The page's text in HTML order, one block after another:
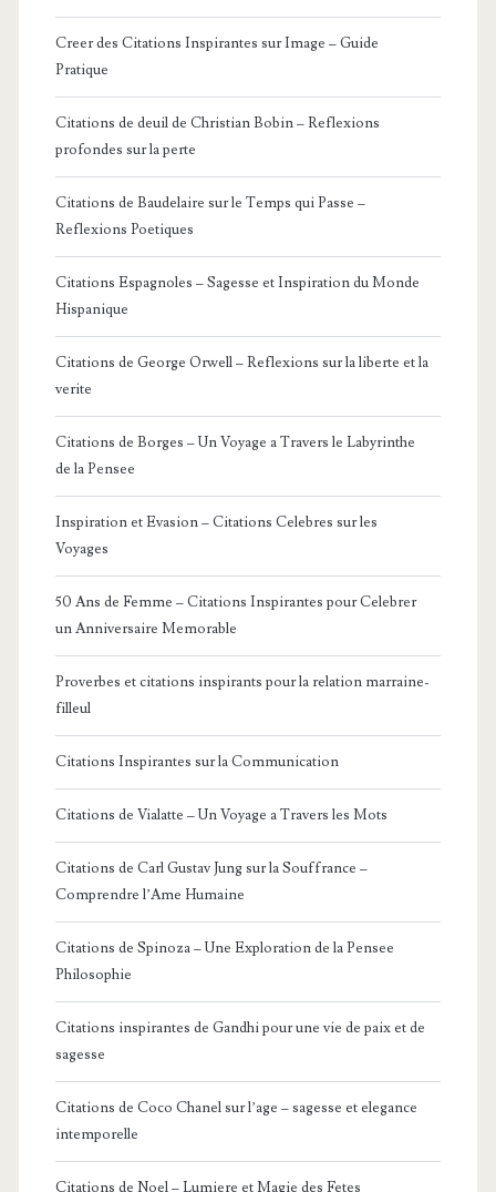
Creer des Citations Inspirantes sur Image – Guide
Pratique
Citations de deuil de Christian Bobin – Reflexions
profondes sur la perte
Citations de Baudelaire sur le Temps qui Passe –
Reflexions Poetiques
Citations Espagnoles – Sagesse et Inspiration du Monde
Hispanique
Citations de George Orwell – Reflexions sur la liberte et la
verite
Citations de Borges – Un Voyage a Travers le Labyrinthe
de la Pensee
Inspiration et Evasion – Citations Celebres sur les
Voyages
50 Ans de Femme – Citations Inspirantes pour Celebrer
un Anniversaire Memorable
Proverbes et citations inspirants pour la relation marraine-
filleul
Citations Inspirantes sur la Communication
Citations de Vialatte – Un Voyage a Travers les Mots
Citations de Carl Gustav Jung sur la Souffrance –
Comprendre l’Ame Humaine
Citations de Spinoza – Une Exploration de la Pensee
Philosophie
Citations inspirantes de Gandhi pour une vie de paix et de
sagesse
Citations de Coco Chanel sur l’age – sagesse et elegance
intemporelle
Citations de Noel – Lumiere et Magie des Fetes